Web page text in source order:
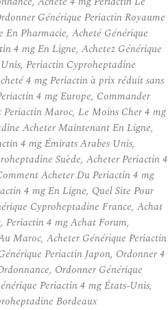
Générique Periactin Royaume
Pharmacie, Acheté Générique
4 mg En Ligne, Achetez Générique
Periactin Cyproheptadine
4 mg Periactin à prix réduit sans
4 mg Europe, Commander
Maroc, Le Moins Cher 4 mg
Acheter Maintenant En Ligne,
4 mg Émirats Arabes Unis,
Suède, Acheter Periactin 4
Acheter Du Periactin 4 mg
4 mg En Ligne, Quel Site Pour
Cyproheptadine France, Achat
Periactin 4 mg Achat Forum,
Maroc, Acheter Générique Periactin
Periactin Japon, Ordonner 4
Ordonner Générique
Periactin 4 mg États-Unis,
Bordeaux